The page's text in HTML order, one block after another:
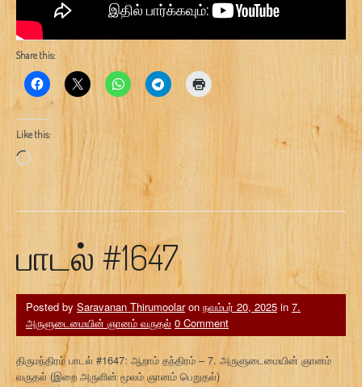
Share this:
Like this:
Loading…
பாடல் #1647
Posted by Saravanan Thirumoolaron நவம்பர் 20, 2025 in 7.
அருளுடைமையின் ஞானம் வருதல் 0 Comment
திருமந்திரம் பாடல் #1647: ஆறாம் தந்திரம் – 7. அருளுடைமையின் ஞானம்
வருதல் (இறை அருளின் மூலம் ஞானம் பெறுதல்)